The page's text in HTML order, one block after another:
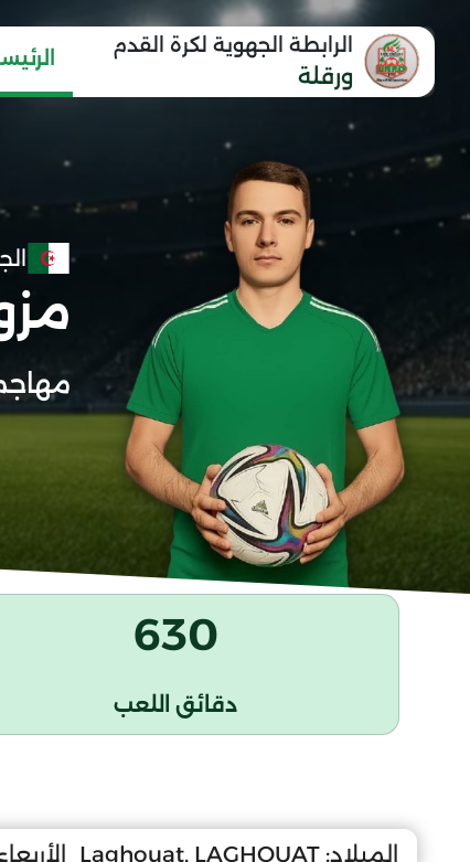
الرابطة الجهوية لكرة القدم
ورقلة
630
دقائق اللعب
الميلاد: Laghouat, LAGHOUAT الأربعاء 29 سبتمبر